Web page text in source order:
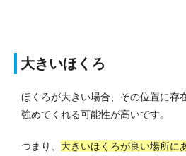
大きいほくろ
ほくろが大きい場合、その位置に存
強めてくれる可能性が高いです。
つまり、 大きいほくろが良い場所に